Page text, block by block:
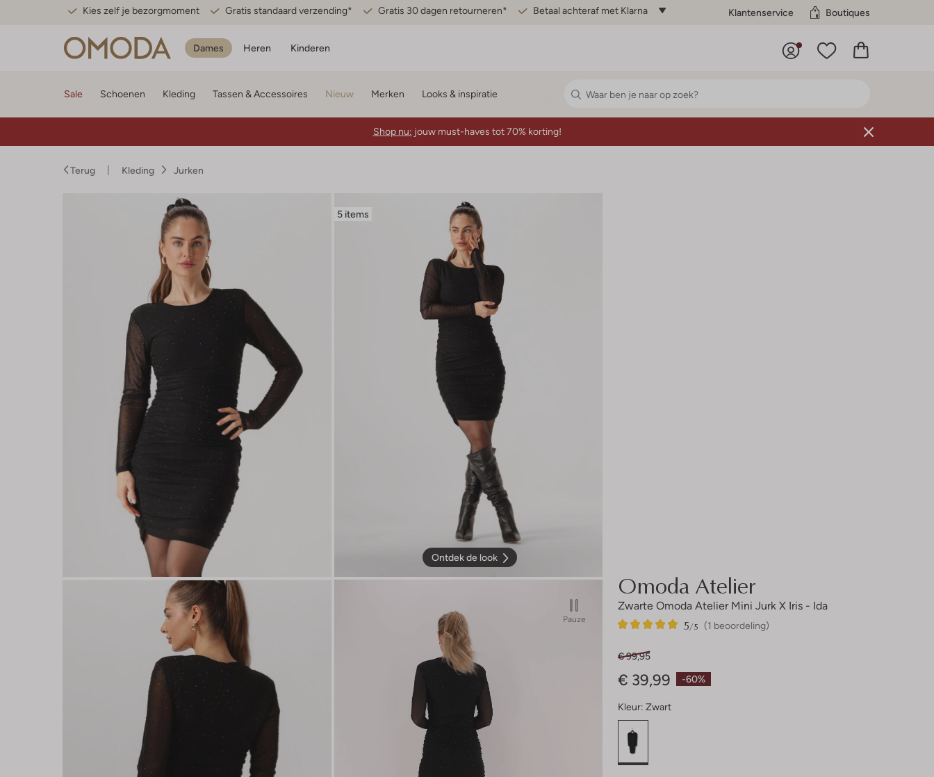
Kies zelf je bezorgmoment Gratis standaard verzending* Gratis 30 dagen retourneren* Betaal achteraf met Klarna Klantenservice Boutiques
Dames Heren Kinderen
Sale Schoenen Kleding Tassen & Accessoires Nieuw Merken Looks & inspiratie
Shop nu: jouw must-haves tot 70% korting!
Terug Kleding Jurken
5 items
Ontdek de look
Pauze
Omoda Atelier
Zwarte Omoda Atelier Mini Jurk X Iris - Ida
(1 beoordeling)
5/5
1
5
-60%
€ 99,95
€ 39,99
Kleur: Zwart